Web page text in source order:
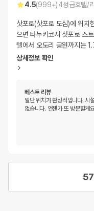
4.5(999+)4성급호텔/
삿포로(삿포로 도심)에 위치
으면 타누키코지 삿포로 스
텔에서 오도리 공원까지는
상세정보 확인
베스트 리뷰
일단 위치가 환상적입니다. 시
없습니다. 언젠가 또 방문할게